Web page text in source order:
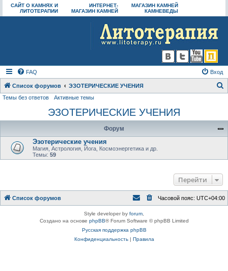
САЙТ О КАМНЯХ И
ЛИТОТЕРАПИИ
ИНТЕРНЕТ-
МАГАЗИН КАМНЕЙ
МАГАЗИН КАМНЕЙ
КАМНЕВЕДЫ
FAQ Вход
Список форумов ЭЗОТЕРИЧЕСКИЕ УЧЕНИЯ
с
Темы без ответов Активные темы
ЭЗОТЕРИЧЕСКИЕ УЧЕНИЯ
Форум
Эзотерические учения
Магия, Астрология, Йога, Космоэнергетика и др.
Темы: 59
Перейти
Список форумов Часовой пояс: UTC+04:00
Style developer by forum
Создано на основе phpBB® Forum Software © phpBB Limited
Русская поддержка phpBB
Конфиденциальность| Правила